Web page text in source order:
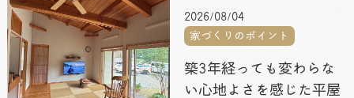
2026/08/04
家づくりのポイント
築3年経っても変わらな
い心地よさを感じた平屋